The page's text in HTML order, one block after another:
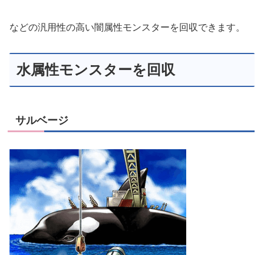
などの汎用性の高い闇属性モンスターを回収できます。
水属性モンスターを回収
サルベージ